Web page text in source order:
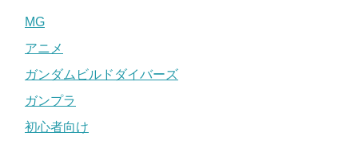
MG
アニメ
ガンダムビルドダイバーズ
ガンプラ
初心者向け